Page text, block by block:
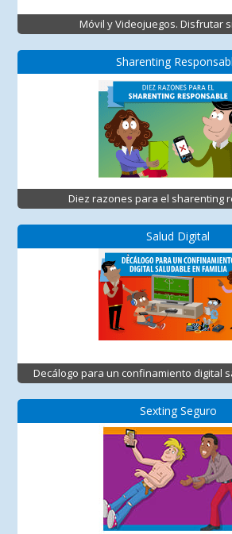
Móvil y Videojuegos. Disfrutar
Sharenting
Diez razones para el sharenting
Salud Digital
Decálogo para un confinamiento digital
Sexting Seguro